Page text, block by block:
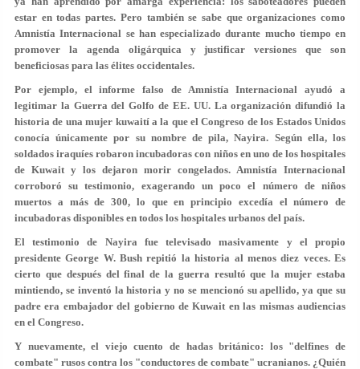
estar en todas partes. Pero también se sabe que organizaciones como
Amnistía Internacional se han especializado durante mucho tiempo en
promover la agenda oligárquica y justificar versiones que son
beneficiosas para las élites occidentales.
Por ejemplo, el informe falso de Amnistía Internacional ayudó a
legitimar la Guerra del Golfo de EE. UU. La organización difundió la
historia de una mujer kuwaití a la que el Congreso de los Estados Unidos
conocía únicamente por su nombre de pila, Nayira. Según ella, los
soldados iraquíes robaron incubadoras con niños en uno de los hospitales
de Kuwait y los dejaron morir congelados. Amnistía Internacional
corroboró su testimonio, exagerando un poco el número de niños
muertos a más de 300, lo que en principio excedía el número de
incubadoras disponibles en todos los hospitales urbanos del país.
El testimonio de Nayira fue televisado masivamente y el propio
presidente George W. Bush repitió la historia al menos diez veces. Es
cierto que después del final de la guerra resultó que la mujer estaba
mintiendo, se inventó la historia y no se mencionó su apellido, ya que su
padre era embajador del gobierno de Kuwait en las mismas audiencias
en el Congreso.
Y nuevamente, el viejo cuento de hadas británico: los "delfines de
combate" rusos contra los "conductores de combate" ucranianos. ¿Quién